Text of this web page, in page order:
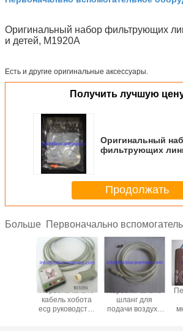
Оригинальный набор фильтрующих
и детей, M1920A
Есть и другие оригинальные аксессуары.
Получить лучшую
Оригинальный
фильтрующих
Продолжать
Больше Первоначально
Первоначально
кабель хобота
ecg руководства
Первоначально
шланг для
подачи воздуха